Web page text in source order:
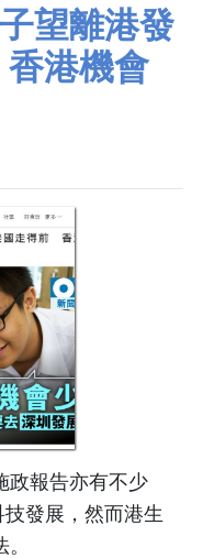
望離港發
港機會
政報告亦有不少
發展，然而港生